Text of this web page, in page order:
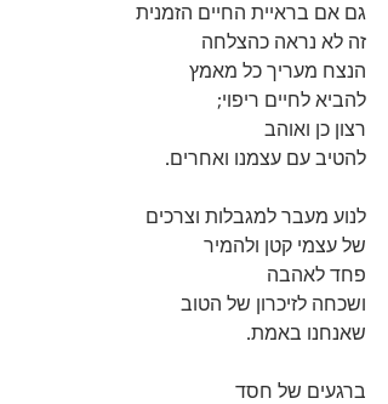
גם אם בראיית החיים הזמנית
זה לא נראה כהצלחה
הנצח מעריך כל מאמץ
להביא לחיים ריפוי;
רצון כן ואוהב
להטיב עם עצמנו ואחרים.
לנוע מעבר למגבלות וצרכים
של עצמי קטן ולהמיר
פחד לאהבה
ושכחה לזיכרון של הטוב
שאנחנו באמת.
ברגעים של חסד